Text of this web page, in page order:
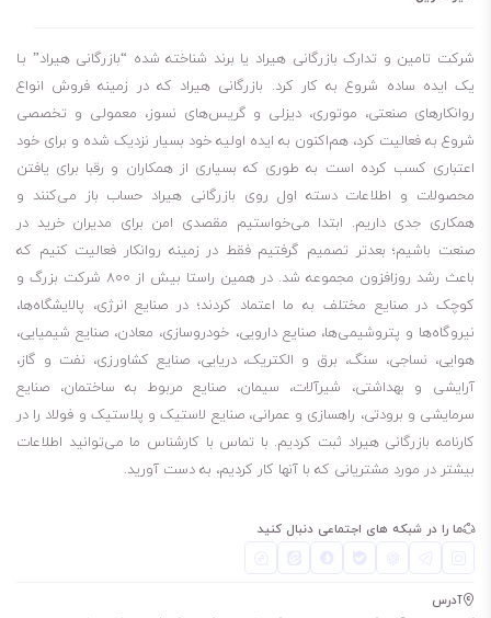
هیدرولیکی، در یاتاقان‌ها، چرخ زنجیرها، سیستم‌های دنده بسته، موتور
پمپ‌های الکتریکی، پرس‌های سبک و سنگین، ماشین‌آلات نساجی نیز کاربرد
دارد. همچنین، این روغن می‌تواند برای روغن‌کاری کمپرسورهای برگشت‌پذیر
سبک نیز استفاده شود.
یک مایع غیر قابل فشرده‌سازی که برای انتقال نیرو در ماشین‌آلات و
تجهیزات هیدرولیکی استفاده می‌شود.
معمولاً در انتقال نیرو استفاده می‌شود.
می‌تواند به عنوان یک درزگیر، مایع خنک کننده و روان‌کننده در ماشین‌آلات
و تجهیزات عمل کند.
قابل استفاده در سیستم‌های هیدرولیک و انتقال نیروی صنعتی، دریایی و
تجهیزات ‏هیدرولیکی استاتیک و دینامیک ماشین‌آلات راهسازی و ساختمانی
این روغن مقاومت در برابر اکسیداسیون قوی و تجمع قطرات را در دماهای
بالا کاهش می‌دهد.
الکتریکی، پرس‌های سبک و سنگین، ماشین‌آلات نساجی
شرکت تامین و تدارک بازرگانی هیراد یا برند شناخته شده “بازرگانی هیراد” بـا
یک ایده ساده شروع به کار کرد. بازرگانی هیراد که در زمینه فروش انواع
روانکارهای صنعتی، موتوری، دیزلی و گریس‌های نسوز، معمولی و تخصصی
شروع به فعالیت کرد، هم‌اکنون به ایده اولیه خود بسیار نزدیک شده و برای خود
اعتباری کسب کرده است به طوری که بسیاری از همکاران و رقبا برای یافتن
محصولات و اطلاعات دسته اول روی بازرگانی هیراد حساب باز می‌کنند و
همکاری جدی داریم. ابتدا می‌خواستیم مقصدی امن برای مدیران خرید در
صنعت باشیم؛ بعدتر تصمیم گرفتیم فقط در زمینه روانکار فعالیت کنیم که
باعث رشد روزافزون مجموعه شد. در همین راستا بیش از 800 شرکت بزرگ و
کوچک در صنایع مختلف به ما اعتماد کردند؛ در صنایع انرژی، پالایشگاه‌ها،
نیروگاه‌ها و پتروشیمی‌ها، صنایع دارویی، خودروسازی، معادن، صنایع شیمیایی،
هوایی، نساجی، سنگ، برق و الکتریک، دریایی، صنایع کشاورزی، نفت و گاز،
آرایشی و بهداشتی، شیرآلات، سیمان، صنایع مربوط به ساختمان، صنایع
سرمایشی و برودتی، راهسازی و عمرانی، صنایع لاستیک و پلاستیک و فولاد را در
کارنامه بازرگانی هیراد ثبت کردیم. با تماس با کارشناس ما می‌توانید اطلاعات
بیشتر در مورد مشتریانی که با آنها کار کردیم، به دست آورید.
ما را در شبکه های اجتماعی دنبال کنید
آدرس